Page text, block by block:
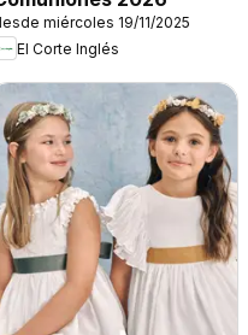
miércoles 19/11/2025
El Corte Inglés